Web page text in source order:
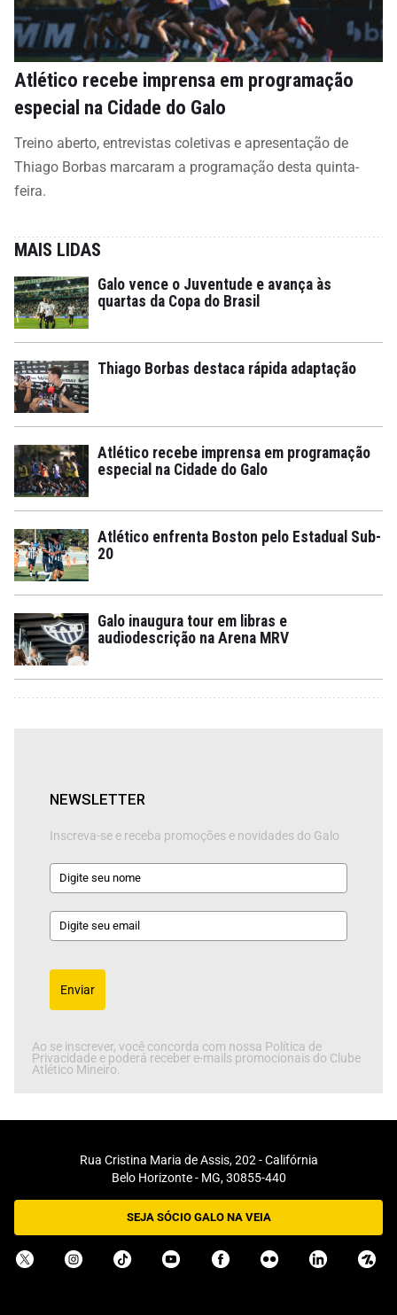
Atlético recebe imprensa em programação
especial na Cidade do Galo
Treino aberto, entrevistas coletivas e apresentação de
Thiago Borbas marcaram a programação desta quinta-
feira.
MAIS LIDAS
Galo vence o Juventude e avança às
quartas da Copa do Brasil
Thiago Borbas destaca rápida adaptação
Atlético recebe imprensa em programação
especial na Cidade do Galo
Atlético enfrenta Boston pelo Estadual Sub-
20
Galo inaugura tour em libras e
audiodescrição na Arena MRV
NEWSLETTER
Inscreva-se e receba promoções e novidades do Galo
Enviar
Ao se inscrever, você concorda com nossa Política de
Privacidade e poderá receber e-mails promocionais do Clube
Atlético Mineiro.
Rua Cristina Maria de Assis, 202 - Califórnia
Belo Horizonte - MG, 30855-440
SEJA SÓCIO GALO NA VEIA